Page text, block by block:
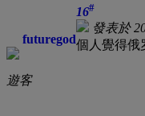
futuregod
遊客
16#
發表於
個人覺得俄